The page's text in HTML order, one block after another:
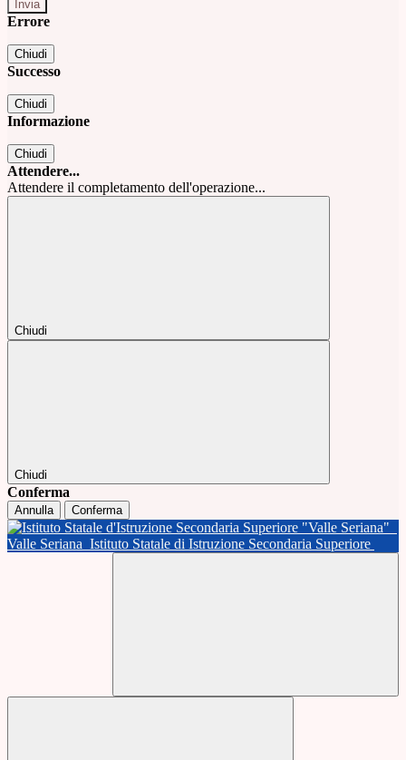
Errore
Chiudi
Successo
Chiudi
Informazione
Chiudi
Attendere...
Attendere il completamento dell'operazione...
Chiudi
Chiudi
Conferma
Annulla Conferma
Valle Seriana Istituto Statale di Istruzione Secondaria Superiore